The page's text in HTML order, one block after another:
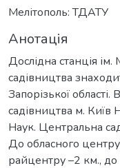
Мелітополь: ТДАТУ
Анотація
Дослідна станція
садівництва
Запорізької
садівництва м. Київ
Наук. Центральна
До обласного
райцентру –2 км., до